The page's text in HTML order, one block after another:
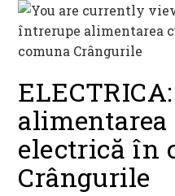
alimentarea
electrică în
Crângurile